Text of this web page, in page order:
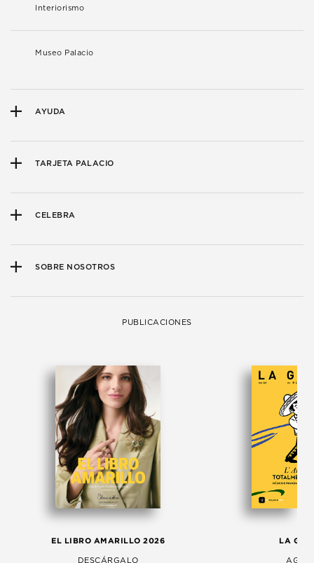
Interiorismo
Museo Palacio
AYUDA
TARJETA PALACIO
CELEBRA
SOBRE NOSOTROS
PUBLICACIONES
EL LIBRO AMARILLO 2026
DESCÁRGALO
LA